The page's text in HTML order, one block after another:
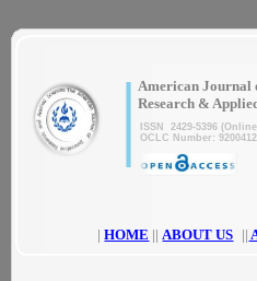
|HOME || ABOUT US ||
American Journal
Research &
ISSN 2429-5396
OCLC Number:
|